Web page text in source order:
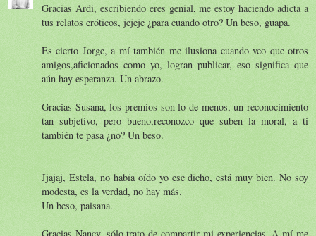
Gracias Ardi, escribiendo eres genial, me estoy haciendo adicta a
tus relatos eróticos, jejeje ¿para cuando otro? Un beso, guapa.
Es cierto Jorge, a mí también me ilusiona cuando veo que otros
amigos,aficionados como yo, logran publicar, eso significa que
aún hay esperanza. Un abrazo.
Gracias Susana, los premios son lo de menos, un reconocimiento
tan subjetivo, pero bueno,reconozco que suben la moral, a ti
también te pasa ¿no? Un beso.
Jjajaj, Estela, no había oído yo ese dicho, está muy bien. No soy
modesta, es la verdad, no hay más.
Un beso, paisana.